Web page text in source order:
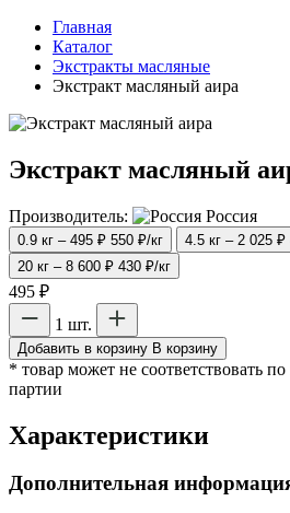
Главная
Каталог
Экстракты масляные
Экстракт масляный аира
Экстракт масляный
Производитель: Россия
0.9 кг – 495 ₽ 550 ₽/кг 4.5 кг – 2 025 ₽
20 кг – 8 600 ₽ 430 ₽/кг
495 ₽
1 шт.
Добавить в корзину В корзину
* товар может не соответствовать
партии
Характеристики
Дополнительная